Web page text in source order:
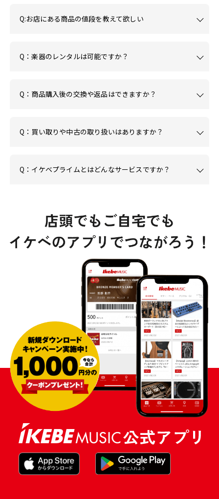
Q:お店にある商品の値段を教えて欲しい
Q：楽器のレンタルは可能ですか？
Q：商品購入後の交換や返品はできますか？
Q：買い取りや中古の取り扱いはありますか？
Q：イケベプライムとはどんなサービスですか？